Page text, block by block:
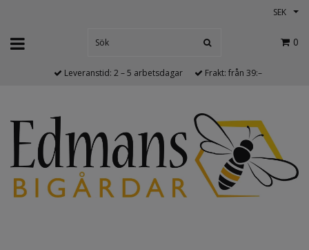
SEK
0
Leveranstid: 2 – 5 arbetsdagar Frakt: från 39:–